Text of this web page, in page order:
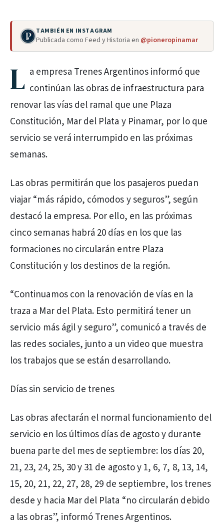
TAMBIÉN EN INSTAGRAM
Publicada como Feed y Historia en @pioneropinamar
L a empresa Trenes Argentinos informó que
continúan las obras de infraestructura para
renovar las vías del ramal que une Plaza
Constitución, Mar del Plata y Pinamar, por lo que
servicio se verá interrumpido en las próximas
semanas.
Las obras permitirán que los pasajeros puedan
viajar “más rápido, cómodos y seguros”, según
destacó la empresa. Por ello, en las próximas
cinco semanas habrá 20 días en los que las
formaciones no circularán entre Plaza
Constitución y los destinos de la región.
“Continuamos con la renovación de vías en la
traza a Mar del Plata. Esto permitirá tener un
servicio más ágil y seguro”, comunicó a través de
las redes sociales, junto a un video que muestra
los trabajos que se están desarrollando.
Días sin servicio de trenes
Las obras afectarán el normal funcionamiento del
servicio en los últimos días de agosto y durante
buena parte del mes de septiembre: los días 20,
21, 23, 24, 25, 30 y 31 de agosto y 1, 6, 7, 8, 13, 14,
15, 20, 21, 22, 27, 28, 29 de septiembre, los trenes
desde y hacia Mar del Plata “no circularán debido
a las obras”, informó Trenes Argentinos.